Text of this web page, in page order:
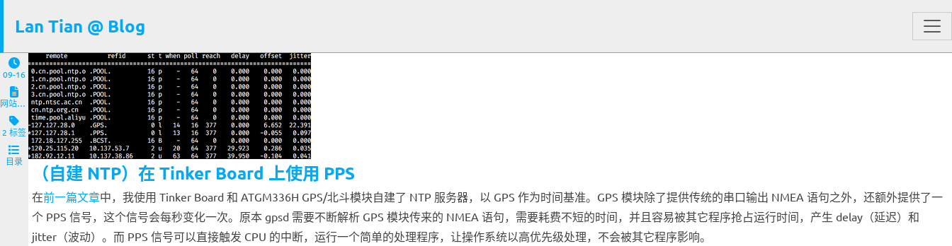
Lan Tian @ Blog
09-16
网站与服务端
2 标签
目录
（自建 NTP）在 Tinker Board 上使用 PPS
在前一篇文章中，我使用 Tinker Board 和 ATGM336H GPS/北斗模块自建了 NTP 服务器，以 GPS 作为时间基准。GPS 模块除了提供传统的串口输出 NMEA 语句之外，还额外提供了一
个 PPS 信号，这个信号会每秒变化一次。原本 gpsd 需要不断解析 GPS 模块传来的 NMEA 语句，需要耗费不短的时间，并且容易被其它程序抢占运行时间，产生 delay（延迟）和
jitter（波动）。而 PPS 信号可以直接触发 CPU 的中断，运行一个简单的处理程序，让操作系统以高优先级处理，不会被其它程序影响。